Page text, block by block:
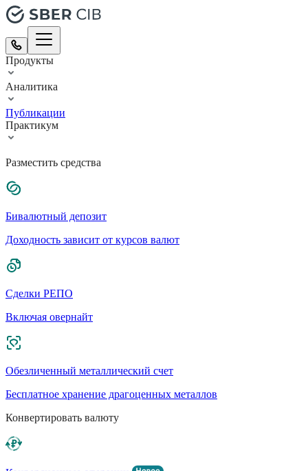
Продукты
Аналитика
Публикации
Практикум
Разместить средства
Бивалютный депозит
Доходность зависит от курсов валют
Сделки РЕПО
Включая овернайт
Обезличенный металлический счет
Бесплатное хранение драгоценных металлов
Конвертировать валюту